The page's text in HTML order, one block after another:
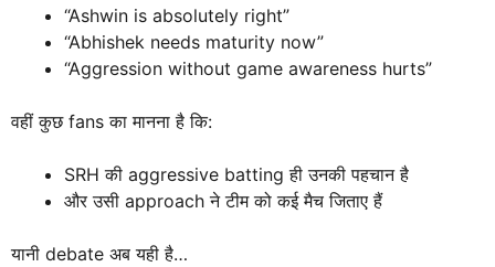
“Ashwin is absolutely right”
“Abhishek needs maturity now”
“Aggression without game awareness hurts”
वहीं कुछ fans का मानना है कि:
SRH की aggressive batting ही उनकी पहचान है
और उसी approach ने टीम को कई मैच जिताए हैं
यानी debate अब यही है…